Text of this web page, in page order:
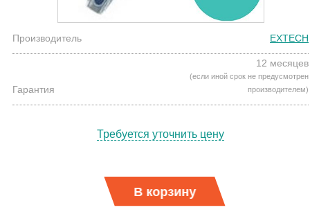
Производитель EXTECH
Гарантия
12 месяцев
(если иной срок не предусмотрен
производителем)
Требуется уточнить цену
В корзину